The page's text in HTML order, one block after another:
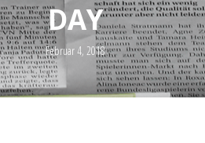
DAY
Februar 4, 2018